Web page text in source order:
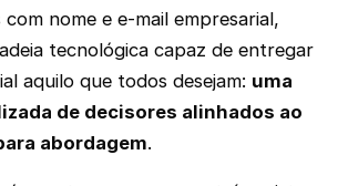
nome e e-mail empresarial,
tecnológica capaz de entregar
aquilo que todos desejam: uma
de decisores alinhados ao
abordagem.